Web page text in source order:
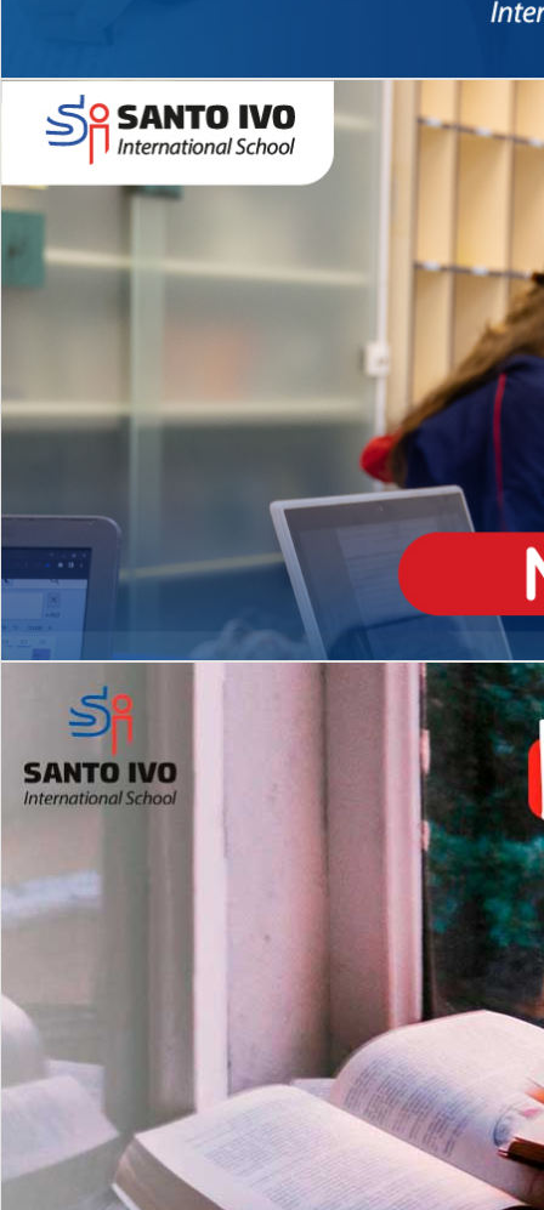
Novidades 2026 High School
Matrículas Abertas 2026
EDUCAÇÃO INFANTIL
Inglês todos os dias
MÉDIO
igh School
Dupla Diplomação
2º AO 5º ANO FUNDAMENTAL
es
Com imersão Bilingue - Anos
Finais
6º AO 9º ANO FUNDAMENTAL
Inglês: Turmas Reduzidas
(Proficiência)